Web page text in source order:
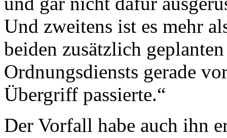
Und zweitens ist es mehr
beiden zusätzlich
Ordnungsdiensts gerade
Übergriff passierte.“
Der Vorfall habe auch ihn